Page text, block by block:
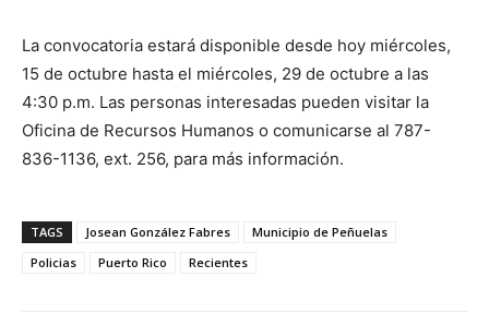
La convocatoria estará disponible desde hoy miércoles,
15 de octubre hasta el miércoles, 29 de octubre a las
4:30 p.m. Las personas interesadas pueden visitar la
Oficina de Recursos Humanos o comunicarse al 787-
836-1136, ext. 256, para más información.
TAGS Josean González Fabres
Municipio de Peñuelas
Policias
Puerto Rico Recientes